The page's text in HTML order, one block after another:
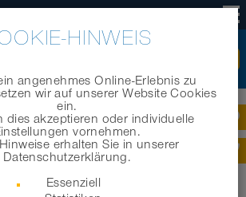
Industrieschläuche/ Technische Schläuche
(HD)
PVC 371 (HD)
HINWEIS
angenehmes Online-Erlebnis zu
wir auf unserer Website Cookies
ein.
dies akzeptieren oder individuelle
vornehmen.
erhalten Sie in unserer
Datenschutzerklärung.
Essenziell